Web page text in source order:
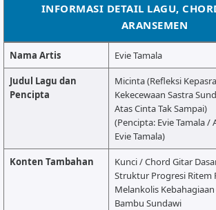
INFORMASI DETAIL LAGU,
ARANSEMEN
Nama Artis Evie Tamala
Judul Lagu dan
Pencipta
Micinta (Refleksi
Kekecewaan Sastra
Atas Cinta Tak Sampai)
(Pencipta: Evie Tamala /
Evie Tamala)
Konten Tambahan
Kunci / Chord Gitar
Struktur Progresi Ritem
Melankolis
Bambu Sundawi